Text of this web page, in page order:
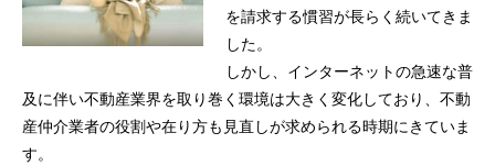
を請求する慣習が長らく続いてきま
した。
しかし、インターネットの急速な普
及に伴い不動産業界を取り巻く環境は大きく変化しており、不動
産仲介業者の役割や在り方も見直しが求められる時期にきていま
す。